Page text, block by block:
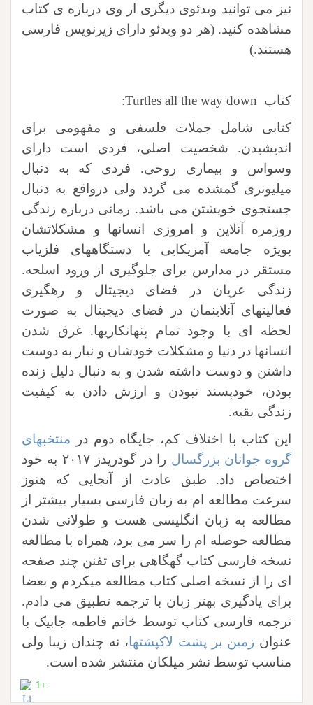
نیز می توانید ویدئوی دیگری از وی درباره ی کتاب
مشاهده کنید. (هر دو ویدئو دارای زیرنویس فارسی
هستند.)
کتاب Turtles all the way down:
کتابی شامل جملات فلسفی و مفهومی برای
اندیشیدن. شخصیت اصلی، فردی است دارای
وسواس و بیماری روحی. فردی که به دنبال
میلیونری گمشده می گردد ولی درواقع به دنبال
جستجوی خویشتن می باشد. رمانی درباره زندگی
روزمره آنلاین و امروزی انسانها و مشکلاتشان
بویژه جامعه آمریکایی با دستگاههای فلزیاب
مستقر در مدارس برای جلوگیری از ورود اسلحه.
زندگی عریان در فضای دیجیتال و رهگیری
فعالیتهای آنلاینمان در فضای دیجیتال به صورت
لحظه ای با وجود تمام پنهانکاریها. غرق شدن
انسانها در دنیا و مشکلات خودشان و نیاز به دوست
داشتن و دوست داشته شدن و به دنبال دلیل زنده
بودن، خودپسند نبودن و ارزش دادن به کیفیت
زندگی بقیه.
این کتاب با اختلاف کم، جایگاه دوم در منتخبهای
گروه جوانان بزرگسال
را در گودریدز ۲۰۱۷ به خود
اختصاص داد. طبق عادت از آنجایی که هنوز
سرعت مطالعه ام به زبان فارسی بسیار بیشتر از
مطالعه به زبان انگلیسی هست و طولانی شدن
مطالعه حوصله ام را سر می برد، همراه با مطالعه
نسخه فارسی کتاب گهگاهی برای تفنن چند صفحه
ای را از نسخه اصلی کتاب مطالعه میکردم و بعضا
برای یادگیری بهتر زبان با ترجمه تطبیق می دادم.
ترجمه فارسی کتاب توسط خانم فاطمه جابیک با
عنوان زمین بر پشت لاکپشتها، نه چندان زیبا ولی
مناسب توسط نشر میلکان منتشر شده است.
+1